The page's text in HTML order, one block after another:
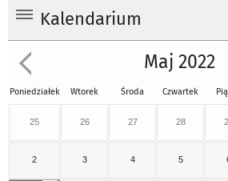
Kalendarium
Maj 2022
Poniedziałek Wtorek Środa Czwartek
25 26 27 28
2 3 4 5